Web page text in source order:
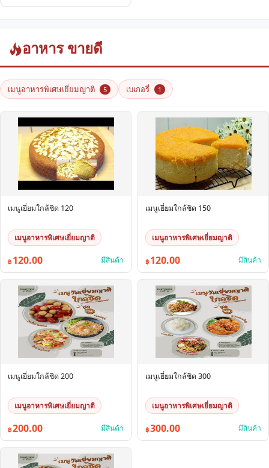
อาหาร ขายดี
เมนูอาหารพิเศษเยี่ยมญาติ 5 เบเกอรี่ 1
เมนูเยี่ยมใกล้ชิด 120
เมนูอาหารพิเศษเยี่ยมญาติ
฿ 120.00 มีสินค้า
เมนูเยี่ยมใกล้ชิด 150
เมนูอาหารพิเศษเยี่ยมญาติ
฿ 120.00 มีสินค้า
เมนูเยี่ยมใกล้ชิด 200
เมนูอาหารพิเศษเยี่ยมญาติ
฿200.00 มีสินค้า
เมนูเยี่ยมใกล้ชิด 300
เมนูอาหารพิเศษเยี่ยมญาติ
฿300.00 มีสินค้า